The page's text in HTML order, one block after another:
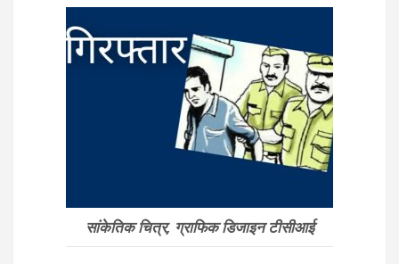
सांकेतिक चित्र, ग्राफिक डिजाइन टीसीआई